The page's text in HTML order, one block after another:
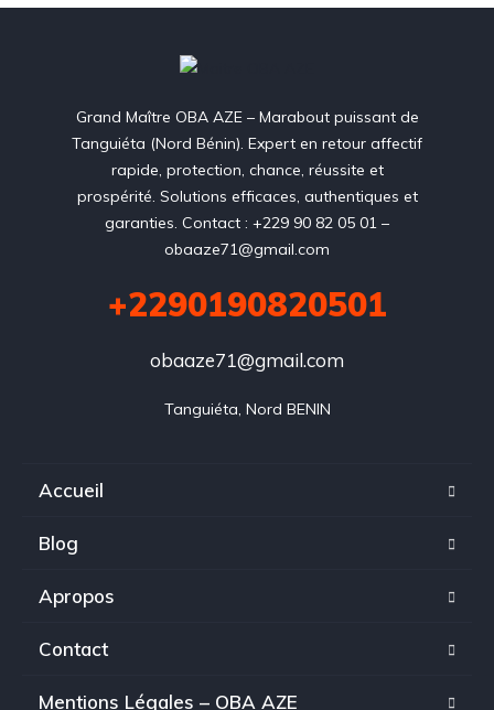
Grand Maître OBA AZE – Marabout puissant de
Tanguiéta (Nord Bénin). Expert en retour affectif
rapide, protection, chance, réussite et
prospérité. Solutions efficaces, authentiques et
garanties. Contact : +229 90 82 05 01 –
obaaze71@gmail.com
+2290190820501
obaaze71@gmail.com
Tanguiéta, Nord BENIN
Accueil
Blog
Apropos
Contact
Mentions Légales – OBA AZE